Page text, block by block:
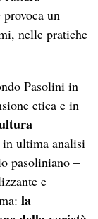
un
nelle pratiche
Pasolini in
etica e in
ultima analisi
pasoliniano –
e
la